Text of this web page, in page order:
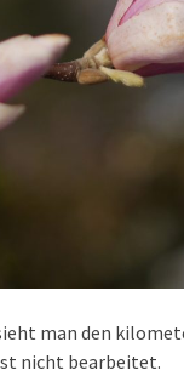
man den
nicht bearbeitet.